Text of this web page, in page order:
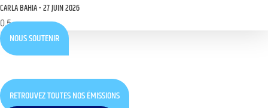
CARLA BAHIA 27 JUIN 2026
NOUS SOUTENIR
RETROUVEZ TOUTES NOS ÉMISSIONS